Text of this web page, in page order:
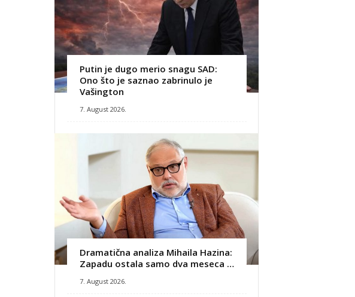
Putin je dugo merio snagu SAD:
Ono što je saznao zabrinulo je
Vašington
7. August 2026.
Dramatična analiza Mihaila Hazina:
Zapadu ostala samo dva meseca …
7. August 2026.